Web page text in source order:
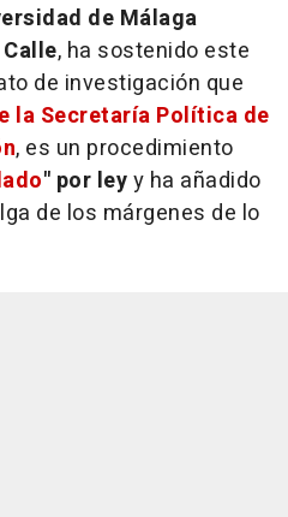
de Málaga
, ha sostenido este
de investigación que
la Secretaría Política de
, es un procedimiento
" por leyy ha añadido
de los márgenes de lo